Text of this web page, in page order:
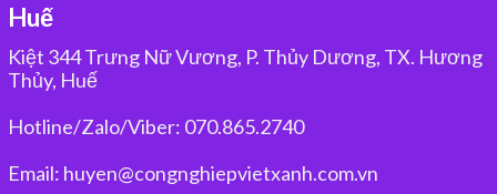
Huế
Kiệt 344 Trưng Nữ Vương, P. Thủy Dương, TX. Hương
Thủy, Huế
Hotline/Zalo/Viber: 070.865.2740
Email: huyen@congnghiepvietxanh.com.vn